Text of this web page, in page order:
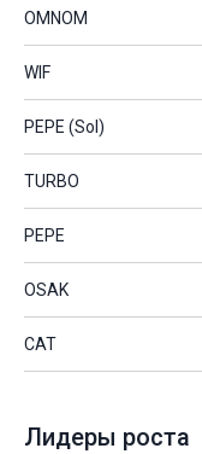
OMNOM
WIF
PEPE (Sol)
TURBO
PEPE
OSAK
CAT
Лидеры роста